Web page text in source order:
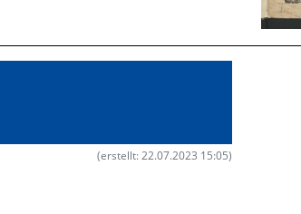
(erstellt: 22.07.2023 15:05)